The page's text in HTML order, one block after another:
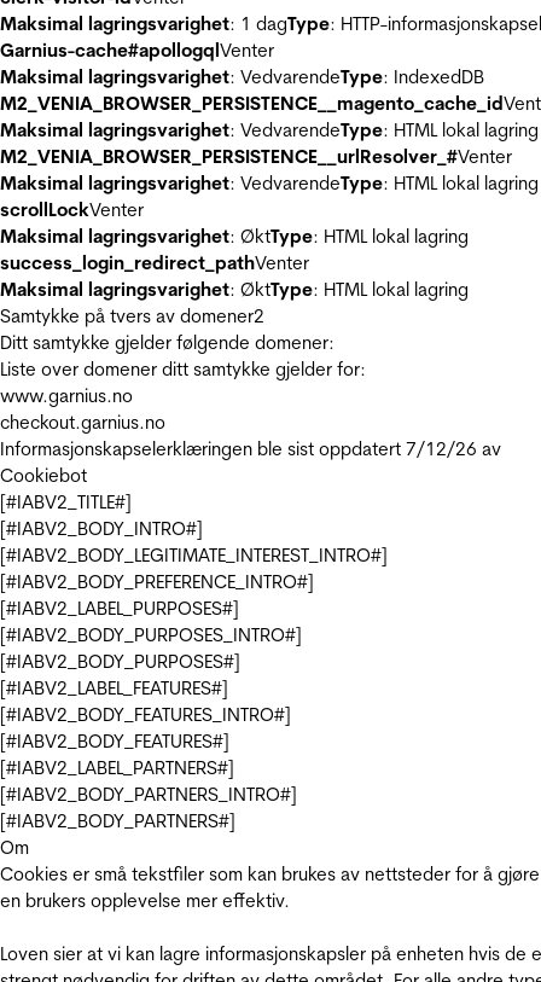
Maksimal lagringsvarighet: 1 dagType: HTTP-informasjonskapsel
Garnius-cache#apollogqlVenter
Maksimal lagringsvarighet: VedvarendeType: IndexedDB
M2_VENIA_BROWSER_PERSISTENCE__magento_cache_id
Maksimal lagringsvarighet: VedvarendeType: HTML lokal lagring
M2_VENIA_BROWSER_PERSISTENCE__urlResolver_#Venter
Maksimal lagringsvarighet: VedvarendeType: HTML lokal lagring
scrollLockVenter
Maksimal lagringsvarighet: ØktType: HTML lokal lagring
success_login_redirect_pathVenter
Maksimal lagringsvarighet: ØktType: HTML lokal lagring
Samtykke på tvers av domener2
Ditt samtykke gjelder følgende domener:
Liste over domener ditt samtykke gjelder for:
www.garnius.no
checkout.garnius.no
Informasjonskapselerklæringen ble sist oppdatert 7/12/26 av
Cookiebot
[#IABV2_TITLE#]
[#IABV2_BODY_INTRO#]
[#IABV2_BODY_LEGITIMATE_INTEREST_INTRO#]
[#IABV2_BODY_PREFERENCE_INTRO#]
[#IABV2_LABEL_PURPOSES#]
[#IABV2_BODY_PURPOSES_INTRO#]
[#IABV2_BODY_PURPOSES#]
[#IABV2_LABEL_FEATURES#]
[#IABV2_BODY_FEATURES_INTRO#]
[#IABV2_BODY_FEATURES#]
[#IABV2_LABEL_PARTNERS#]
[#IABV2_BODY_PARTNERS_INTRO#]
[#IABV2_BODY_PARTNERS#]
Om
Cookies er små tekstfiler som kan brukes av nettsteder for å gjøre
en brukers opplevelse mer effektiv.
Loven sier at vi kan lagre informasjonskapsler på enheten hvis de